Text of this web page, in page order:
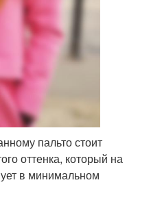
пальто стоит
оттенка, который на
в минимальном